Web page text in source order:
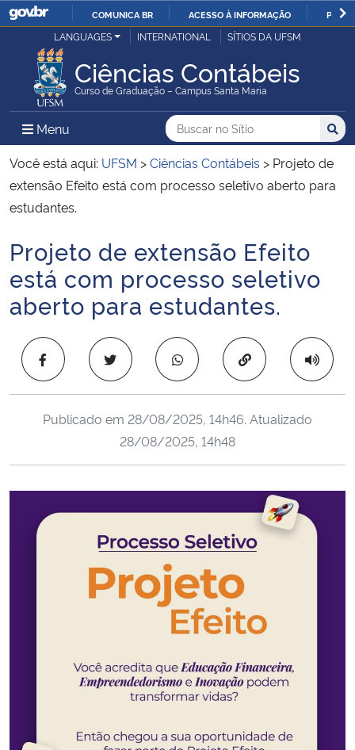
IR
O
COMUNICA BR ACESSO À INFORMAÇÃO
Ministério da Justiça e Segurança Pública
Ministério da Defesa
Ministério das Relações Exteriores
Ministério da Economia
Ministério da Infraestrutura
Ministério da Agricultura, Pecuária e Abastecimento
Ministério da Cidadania
Ministério da Ciência, Tecnologia, Inovações e Comunicações
Ministério do Meio Ambiente
Ministério do Turismo
Ministério do Desenvolvimento Regional
Controladoria-Geral da União
Ministério da Mulher, da Família e dos Direitos Humanos
Secretaria-Geral
LANGUAGES INTERNATIONAL SÍTIOS DA UFSM
Ciências Contábeis
Curso de Graduação – Campus Santa Maria
Menu Menu Principal do Sítio
Busca
Buscar no no Sítio
Busca:
Você está aqui: UFSM >Ciências Contábeis > Projeto de
extensão Efeito está com processo seletivo aberto para
estudantes.
Início do conteúdo
Projeto de extensão Efeito
está com processo seletivo
aberto para estudantes.
Copiar para área
Publicado em 28/08/2025, 14h46. Atualizado
28/08/2025, 14h48